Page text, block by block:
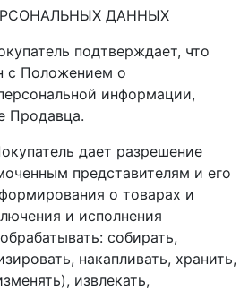
ДАННЫХ
подтверждает, что
с Положением о
информации,
Продавца.
дает разрешение
представителям и его
о товарах и
и исполнения
собирать,
накапливать, хранить,
извлекать,